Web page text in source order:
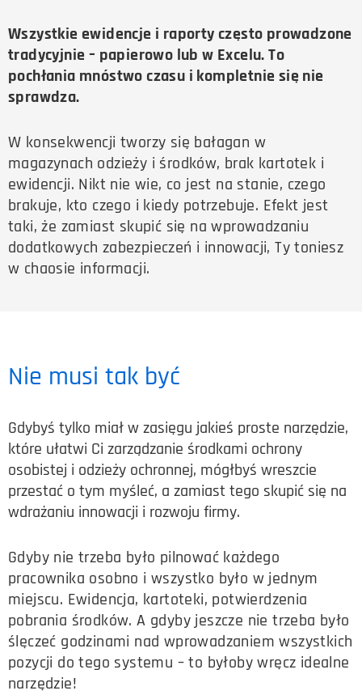
Wszystkie ewidencje i raporty często prowadzone
tradycyjnie – papierowo lub w Excelu. To
pochłania mnóstwo czasu i kompletnie się nie
sprawdza.
W konsekwencji tworzy się bałagan w
magazynach odzieży i środków, brak kartotek i
ewidencji. Nikt nie wie, co jest na stanie, czego
brakuje, kto czego i kiedy potrzebuje. Efekt jest
taki, że zamiast skupić się na wprowadzaniu
dodatkowych zabezpieczeń i innowacji, Ty toniesz
w chaosie informacji.
Nie musi tak być
Gdybyś tylko miał w zasięgu jakieś proste narzędzie,
które ułatwi Ci zarządzanie środkami ochrony
osobistej i odzieży ochronnej, mógłbyś wreszcie
przestać o tym myśleć, a zamiast tego skupić się na
wdrażaniu innowacji i rozwoju firmy.
Gdyby nie trzeba było pilnować każdego
pracownika osobno i wszystko było w jednym
miejscu. Ewidencja, kartoteki, potwierdzenia
pobrania środków. A gdyby jeszcze nie trzeba było
ślęczeć godzinami nad wprowadzaniem wszystkich
pozycji do tego systemu – to byłoby wręcz idealne
narzędzie!